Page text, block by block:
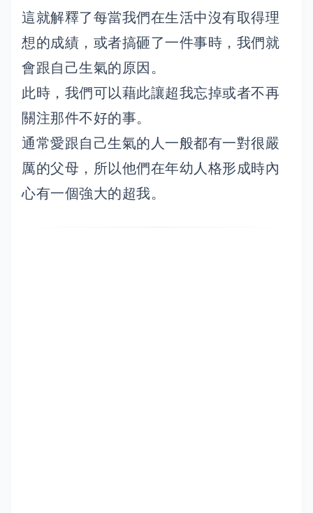
這就解釋了每當我們在生活中沒有取得理
想的成績，或者搞砸了一件事時，我們就
會跟自己生氣的原因。
此時，我們可以藉此讓超我忘掉或者不再
關注那件不好的事。
通常愛跟自己生氣的人一般都有一對很嚴
厲的父母，所以他們在年幼人格形成時內
心有一個強大的超我。